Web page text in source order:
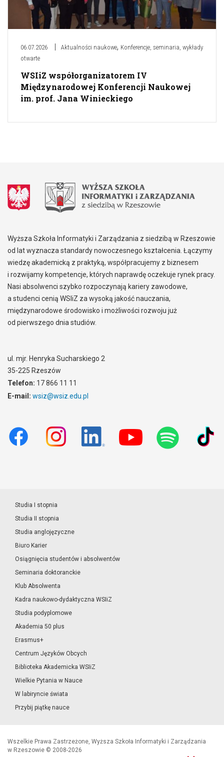
06.07.2026 Aktualności naukowe, Konferencje, seminaria, wykłady
otwarte
WSIiZ współorganizatorem IV
Międzynarodowej Konferencji Naukowej
im. prof. Jana Winieckiego
Wyższa Szkoła Informatyki i Zarządzania z siedzibą w Rzeszowie
od lat wyznacza standardy nowoczesnego kształcenia. Łączymy
wiedzę akademicką z praktyką, współpracujemy z biznesem
i rozwijamy kompetencje, których naprawdę oczekuje rynek pracy.
Nasi absolwenci szybko rozpoczynają kariery zawodowe,
a studenci cenią WSIiZ za wysoką jakość nauczania,
międzynarodowe środowisko i możliwości rozwoju już
od pierwszego dnia studiów.
ul. mjr. Henryka Sucharskiego 2
35-225 Rzeszów
Telefon: 17 866 11 11
E-mail: wsiz@wsiz.edu.pl
Studia I stopnia
Studia II stopnia
Studia anglojęzyczne
Biuro Karier
Osiągnięcia studentów i absolwentów
Seminaria doktoranckie
Klub Absolwenta
Kadra naukowo-dydaktyczna WSIiZ
Studia podyplomowe
Akademia 50 plus
Erasmus+
Centrum Języków Obcych
Biblioteka Akademicka WSIiZ
Wielkie Pytania w Nauce
W labiryncie świata
Przybij piątkę nauce
Wszelkie Prawa Zastrzeżone, Wyższa Szkoła Informatyki i Zarządzania
w Rzeszowie © 2008-2026